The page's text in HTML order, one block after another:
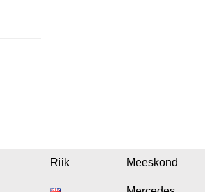
Riik Meeskond